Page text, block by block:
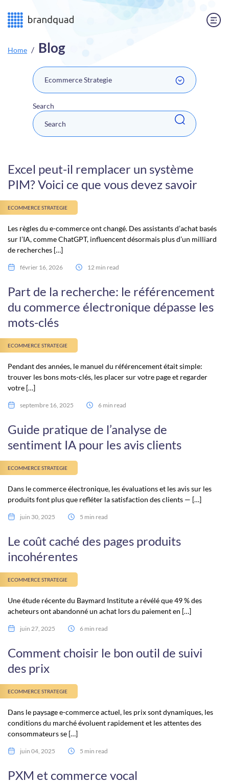
Home Blog
Ecommerce Strategie
Search
Excel peut-il remplacer un système
PIM? Voici ce que vous devez savoir
ECOMMERCE STRATEGIE
Les règles du e-commerce ont changé. Des assistants d’achat basés
sur l’IA, comme ChatGPT, influencent désormais plus d’un milliard
de recherches […]
février 16, 2026 12 min read
Part de la recherche: le référencement
du commerce électronique dépasse les
mots-clés
ECOMMERCE STRATEGIE
Pendant des années, le manuel du référencement était simple:
trouver les bons mots-clés, les placer sur votre page et regarder
votre […]
septembre 16, 2025 6 min read
Guide pratique de l’analyse de
sentiment IA pour les avis clients
ECOMMERCE STRATEGIE
Dans le commerce électronique, les évaluations et les avis sur les
produits font plus que refléter la satisfaction des clients — […]
juin 30, 2025 5 min read
Le coût caché des pages produits
incohérentes
ECOMMERCE STRATEGIE
Une étude récente du Baymard Institute a révélé que 49 % des
acheteurs ont abandonné un achat lors du paiement en […]
juin 27, 2025 6 min read
Comment choisir le bon outil de suivi
des prix
ECOMMERCE STRATEGIE
Dans le paysage e-commerce actuel, les prix sont dynamiques, les
conditions du marché évoluent rapidement et les attentes des
consommateurs se […]
juin 04, 2025 5 min read
PXM et commerce vocal